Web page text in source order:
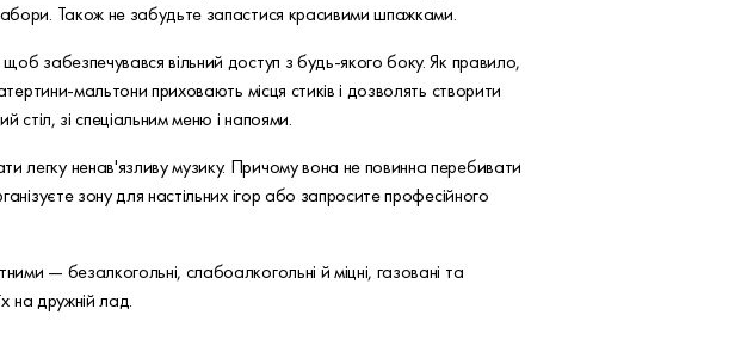
Також не забудьте запастися красивими шпажками.
забезпечувався вільний доступ з будь-якого боку. Як правило,
мальтони приховають місця стиків і дозволять створити
стіл, зі спеціальним меню і напоями.
легку ненав'язливу музику. Причому вона не повинна перебивати
зону для настільних ігор або запросите професійного
— безалкогольні, слабоалкогольні й міцні, газовані та
на дружній лад.